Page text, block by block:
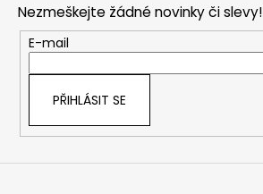
Nezmeškejte žádné novinky či slevy!
E-mail
PŘIHLÁSIT SE